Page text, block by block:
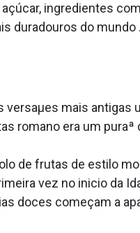
ingredientes
duradouros do mundo .
versaµes mais
romano era um
de frutas de estilo
vez no ini­cio da
doces começam a